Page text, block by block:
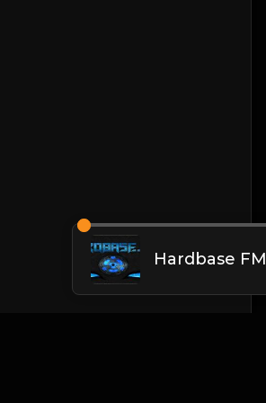
Hardbase FM